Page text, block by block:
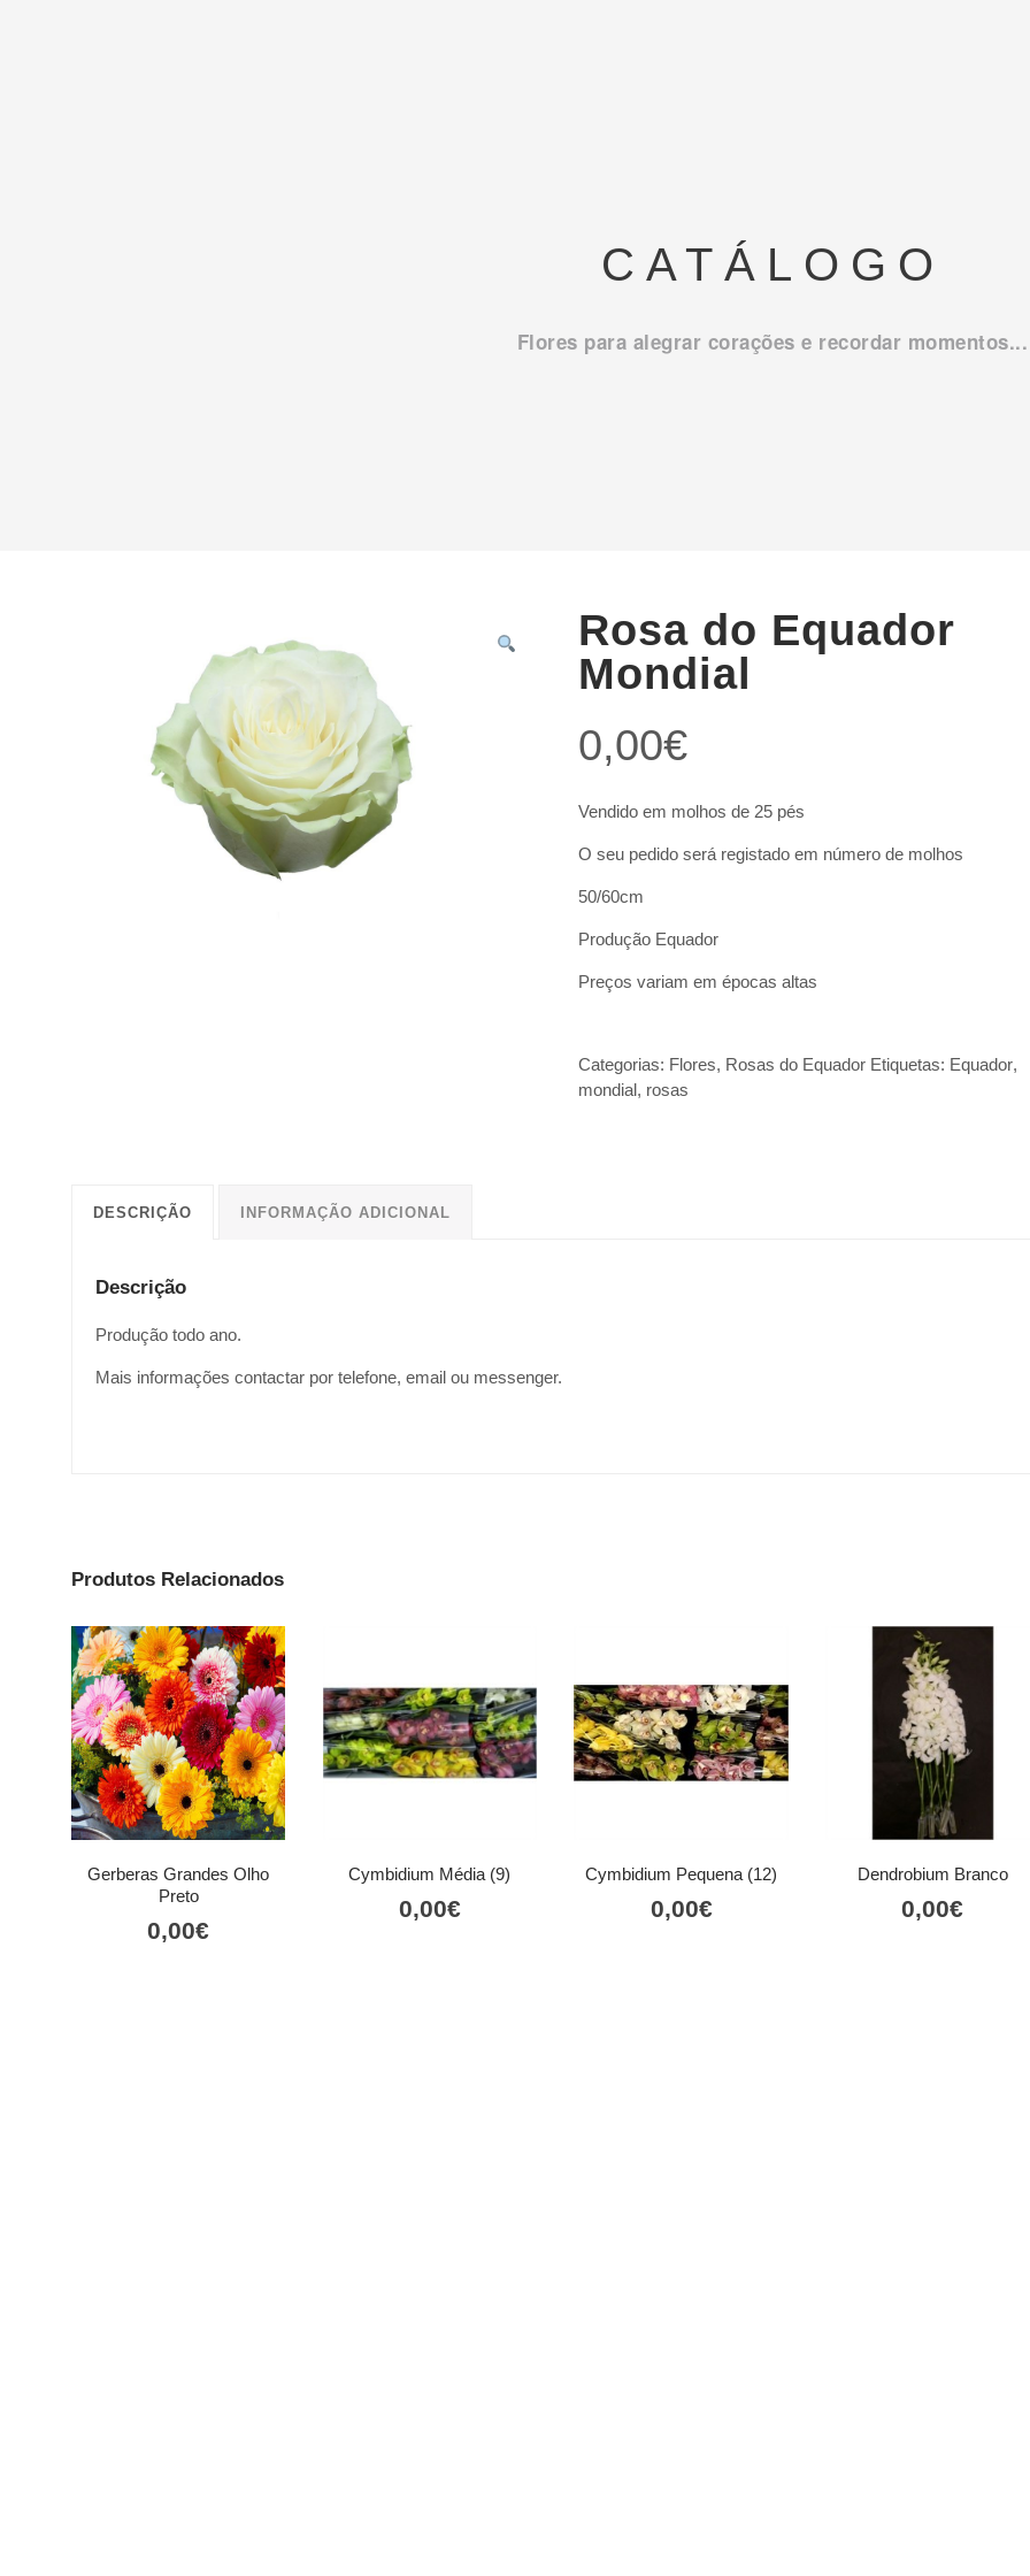
CATÁLOGO
Flores para alegrar corações e recordar momentos...
Rosa do Equador
Mondial
0,00€
Vendido em molhos de 25 pés
O seu pedido será registado em número de molhos
50/60cm
Produção Equador
Preços variam em épocas altas
Categorias: Flores, Rosas do Equador Etiquetas: Equador,
mondial, rosas
DESCRIÇÃO INFORMAÇÃO ADICIONAL
Descrição
Produção todo ano.
Mais informações contactar por telefone, email ou messenger.
Produtos Relacionados
Gerberas Grandes Olho
Preto
0,00€
Cymbidium Média (9)
0,00€
Cymbidium Pequena (12)
0,00€
Dendrobium Branco
0,00€